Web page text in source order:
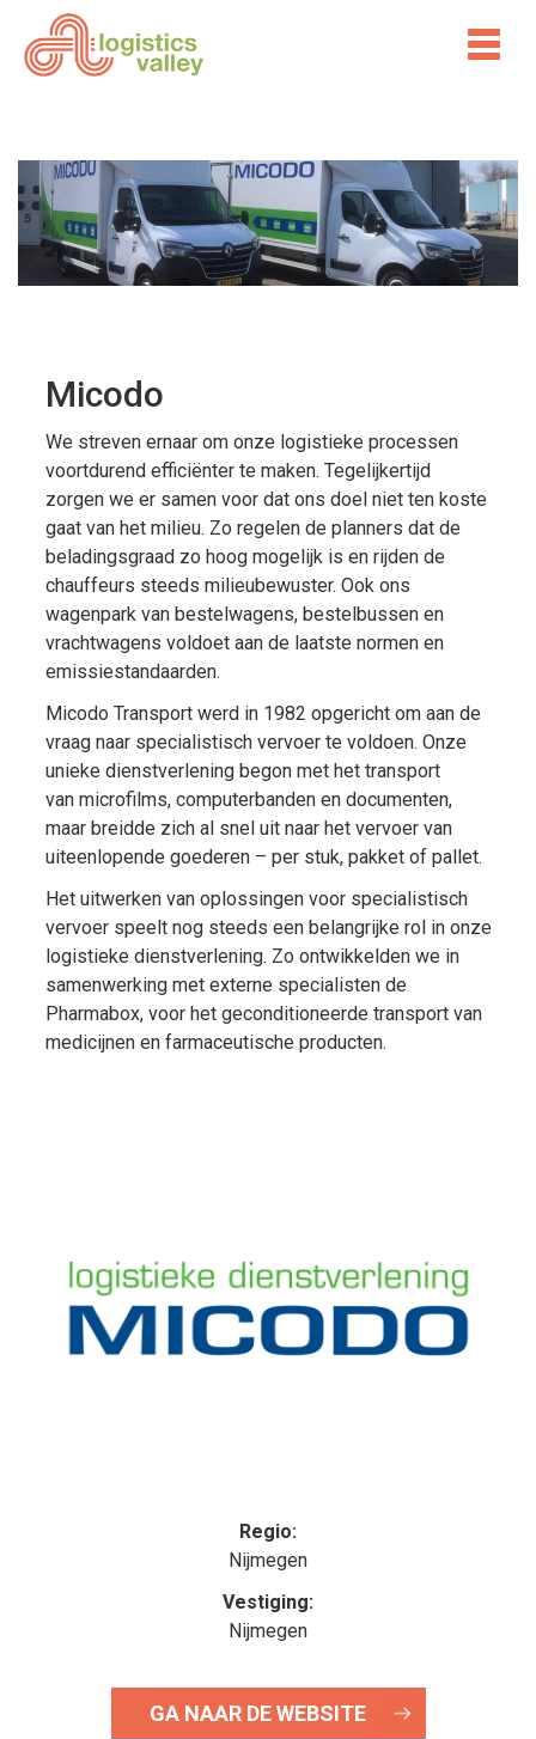
Micodo
We streven ernaar om onze logistieke processen
voortdurend efficiënter te maken. Tegelijkertijd
zorgen we er samen voor dat ons doel niet ten koste
gaat van het milieu. Zo regelen de planners dat de
beladingsgraad zo hoog mogelijk is en rijden de
chauffeurs steeds milieubewuster. Ook ons
wagenpark van bestelwagens, bestelbussen en
vrachtwagens voldoet aan de laatste normen en
emissiestandaarden.
Micodo Transport werd in 1982 opgericht om aan de
vraag naar specialistisch vervoer te voldoen. Onze
unieke dienstverlening begon met het transport
van microfilms, computerbanden en documenten,
maar breidde zich al snel uit naar het vervoer van
uiteenlopende goederen – per stuk, pakket of pallet.
Het uitwerken van oplossingen voor specialistisch
vervoer speelt nog steeds een belangrijke rol in onze
logistieke dienstverlening. Zo ontwikkelden we in
samenwerking met externe specialisten de
Pharmabox, voor het geconditioneerde transport van
medicijnen en farmaceutische producten.
Regio:
Nijmegen
Vestiging:
Nijmegen
GA NAAR DE WEBSITE